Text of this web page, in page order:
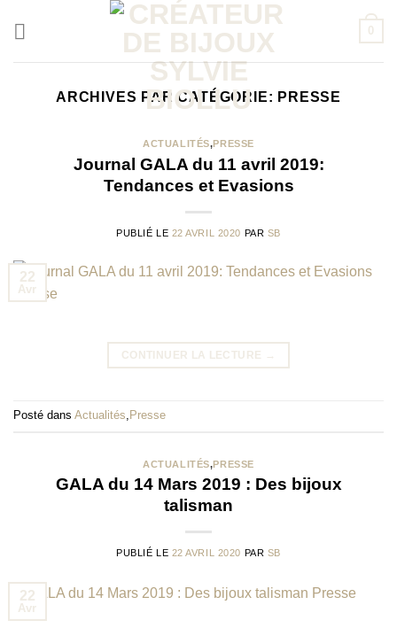
0
ARCHIVES PAR CATÉGORIE: PRESSE
ACTUALITÉS,PRESSE
Journal GALA du 11 avril 2019:
Tendances et Evasions
PUBLIÉ LE 22 AVRIL 2020 PAR SB
22
Avr
CONTINUER LA LECTURE →
Posté dans Actualités Presse
ACTUALITÉS,PRESSE
GALA du 14 Mars 2019 : Des bijoux
talisman
PUBLIÉ LE 22 AVRIL 2020 PAR SB
22
Avr